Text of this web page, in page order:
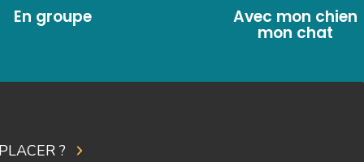
En groupe Avec mon chien
mon chat
?